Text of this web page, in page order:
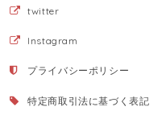
twitter
Instagram
プライバシーポリシー
特定商取引法に基づく表記